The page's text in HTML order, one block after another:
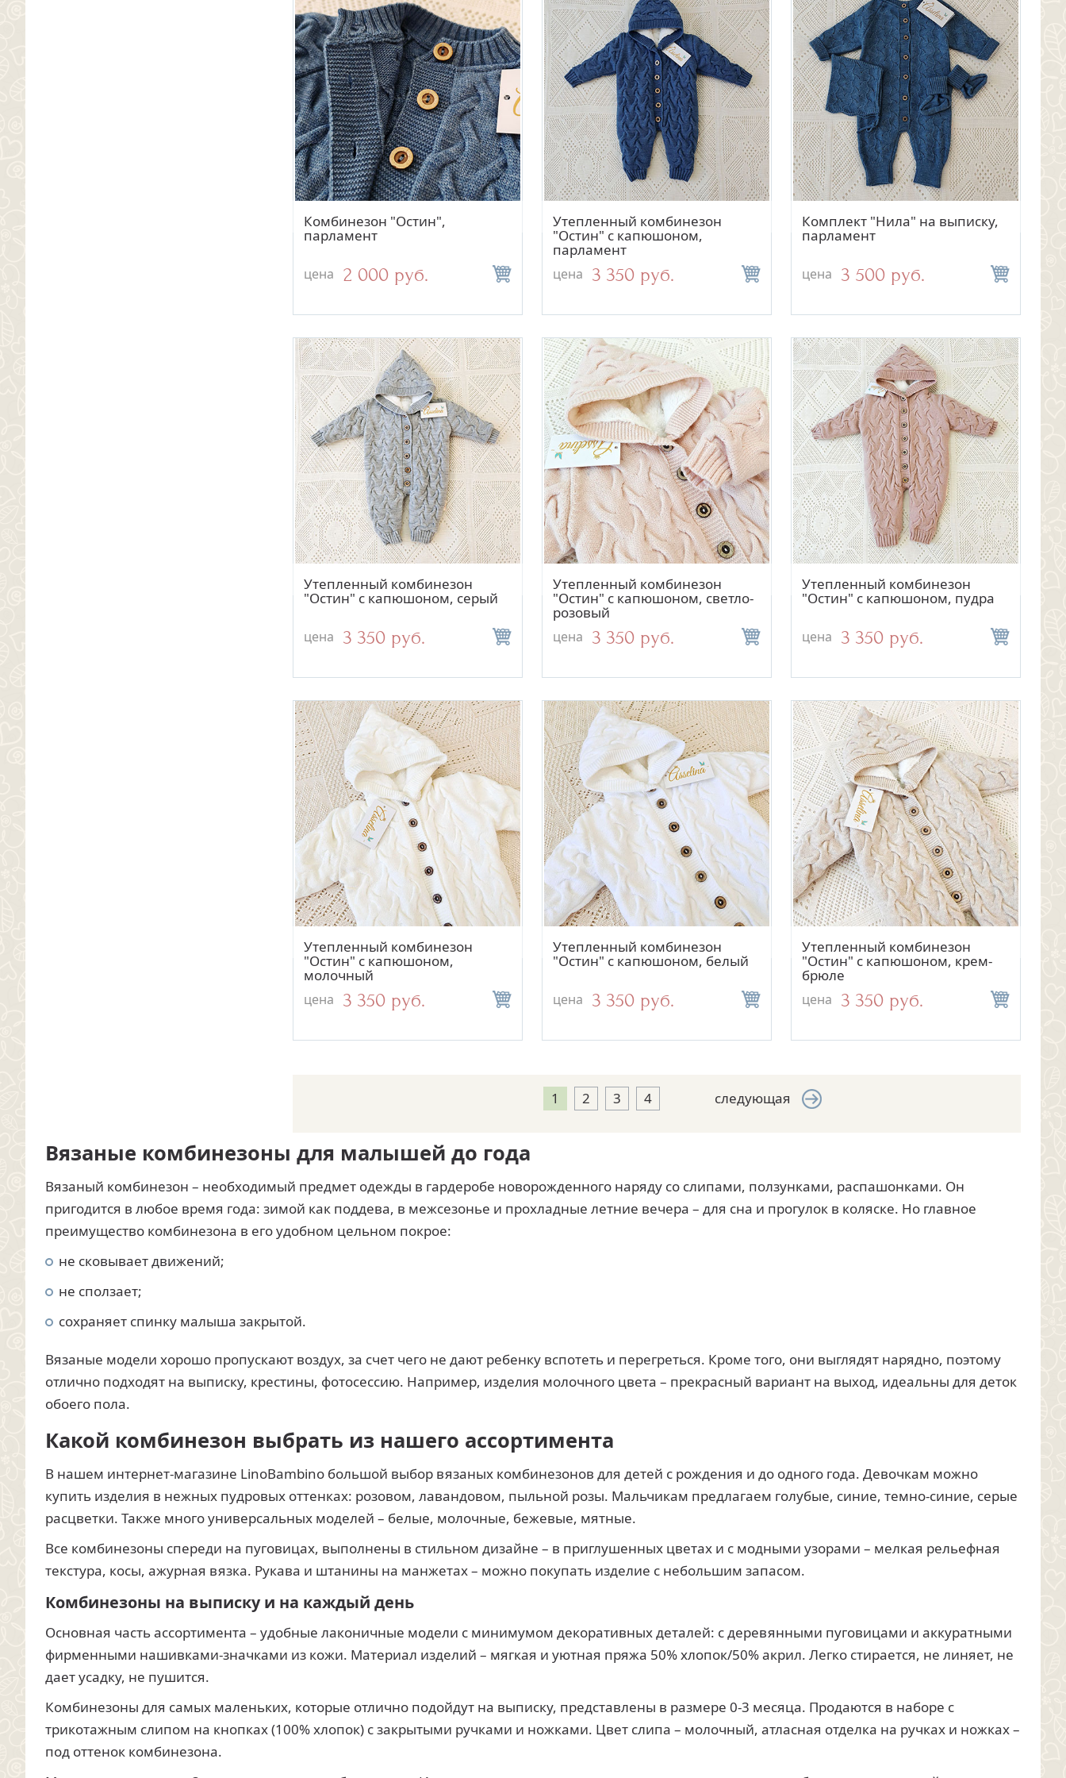
Быстрый просмотр
Комбинезон "Остин",
парламент
цена 2 000 руб.
Быстрый просмотр
Утепленный комбинезон
"Остин" с капюшоном,
парламент
цена 3 350 руб.
Быстрый просмотр
Комплект "Нила" на выписку,
парламент
цена 3 500 руб.
Быстрый просмотр
Утепленный комбинезон
"Остин" с капюшоном, серый
цена 3 350 руб.
Быстрый просмотр
Утепленный комбинезон
"Остин" с капюшоном, светло-
розовый
цена 3 350 руб.
Быстрый просмотр
Утепленный комбинезон
"Остин" с капюшоном, пудра
цена 3 350 руб.
Быстрый просмотр
Утепленный комбинезон
"Остин" с капюшоном,
молочный
цена 3 350 руб.
Быстрый просмотр
Утепленный комбинезон
"Остин" с капюшоном, белый
цена 3 350 руб.
Быстрый просмотр
Утепленный комбинезон
"Остин" с капюшоном, крем-
брюле
цена 3 350 руб.
1 2 3 4 следующая
Вязаные комбинезоны для малышей до года
Вязаный комбинезон – необходимый предмет одежды в гардеробе новорожденного наряду со слипами, ползунками, распашонками. Он
пригодится в любое время года: зимой как поддева, в межсезонье и прохладные летние вечера – для сна и прогулок в коляске. Но главное
преимущество комбинезона в его удобном цельном покрое:
не сковывает движений;
не сползает;
сохраняет спинку малыша закрытой.
Вязаные модели хорошо пропускают воздух, за счет чего не дают ребенку вспотеть и перегреться. Кроме того, они выглядят нарядно, поэтому
отлично подходят на выписку, крестины, фотосессию. Например, изделия молочного цвета – прекрасный вариант на выход, идеальны для деток
обоего пола.
Какой комбинезон выбрать из нашего ассортимента
В нашем интернет-магазине LinoBambino большой выбор вязаных комбинезонов для детей с рождения и до одного года. Девочкам можно
купить изделия в нежных пудровых оттенках: розовом, лавандовом, пыльной розы. Мальчикам предлагаем голубые, синие, темно-синие, серые
расцветки. Также много универсальных моделей – белые, молочные, бежевые, мятные.
Все комбинезоны спереди на пуговицах, выполнены в стильном дизайне – в приглушенных цветах и с модными узорами – мелкая рельефная
текстура, косы, ажурная вязка. Рукава и штанины на манжетах – можно покупать изделие с небольшим запасом.
Комбинезоны на выписку и на каждый день
Основная часть ассортимента – удобные лаконичные модели с минимумом декоративных деталей: с деревянными пуговицами и аккуратными
фирменными нашивками-значками из кожи. Материал изделий – мягкая и уютная пряжа 50% хлопок/50% акрил. Легко стирается, не линяет, не
дает усадку, не пушится.
Комбинезоны для самых маленьких, которые отлично подойдут на выписку, представлены в размере 0-3 месяца. Продаются в наборе с
трикотажным слипом на кнопках (100% хлопок) с закрытыми ручками и ножками. Цвет слипа – молочный, атласная отделка на ручках и ножках –
под оттенок комбинезона.